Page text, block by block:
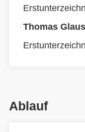
Thomas
Ablauf